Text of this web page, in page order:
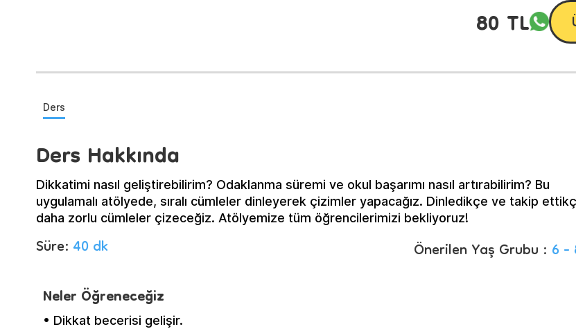
80 TL
Ders
Ders Hakkında
Dikkatimi nasıl geliştirebilirim? Odaklanma süremi ve okul başarımı nasıl artırabilirim? Bu
uygulamalı atölyede, sıralı cümleler dinleyerek çizimler yapacağız. Dinledikçe ve takip
daha zorlu cümleler çizeceğiz. Atölyemize tüm öğrencilerimizi bekliyoruz!
Süre:40 dk Önerilen Yaş Grubu :6 -
Neler Öğreneceğiz
• Dikkat becerisi gelişir.